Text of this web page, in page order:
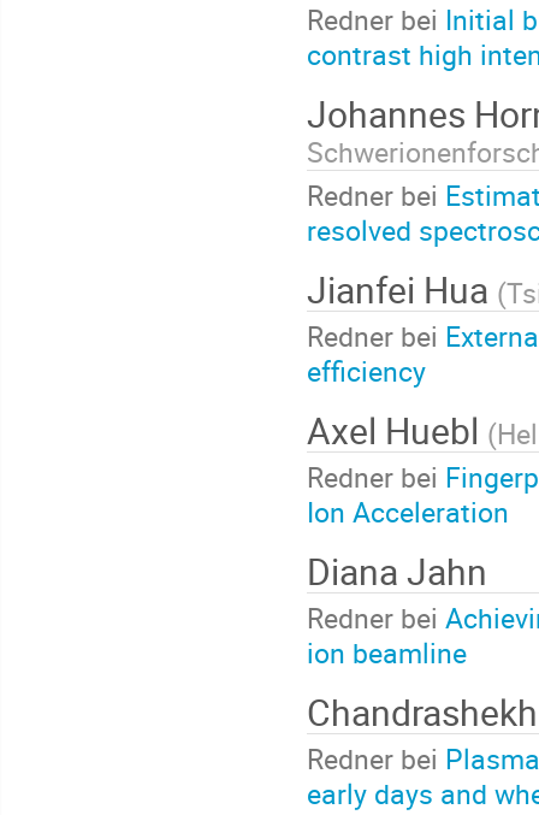
Redner bei Initial
contrast high
Johannes
Redner bei
resolved
Jianfei Hua (
Redner bei
efficiency
Axel Huebl (
Redner bei
Ion Acceleration
Diana Jahn
Redner bei
ion beamline
Redner bei
early days and